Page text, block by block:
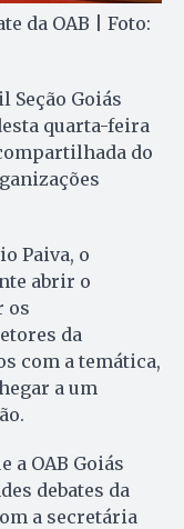
da OAB | Foto:
Seção Goiás
quarta-feira
do
Paiva, o
abrir o
os
da
com a temática,
a um
a OAB Goiás
debates da
a secretária